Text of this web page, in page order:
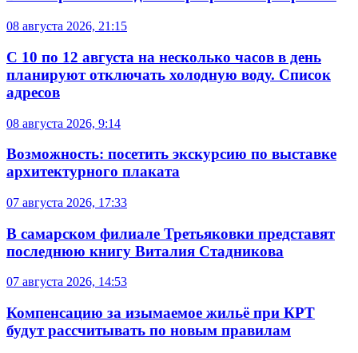
08 августа 2026, 21:15
С 10 по 12 августа на несколько часов в день
планируют отключать холодную воду. Список
адресов
08 августа 2026, 9:14
Возможность: посетить экскурсию по выставке
архитектурного плаката
07 августа 2026, 17:33
В самарском филиале Третьяковки представят
последнюю книгу Виталия Стадникова
07 августа 2026, 14:53
Компенсацию за изымаемое жильё при КРТ
будут рассчитывать по новым правилам